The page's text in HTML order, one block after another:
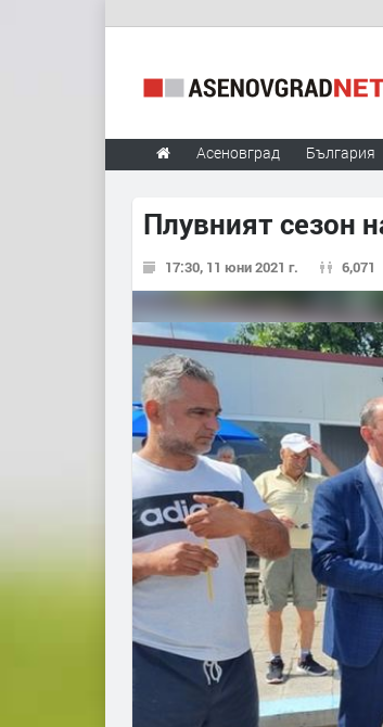
Асеновград България
Плувният сезон
17:30, 11 юни 2021 г. 6,071